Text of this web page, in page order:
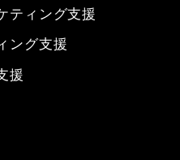
ティング支援
ング支援
援